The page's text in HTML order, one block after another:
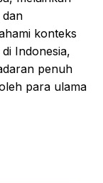
konteks
Indonesia,
penuh
para ulama